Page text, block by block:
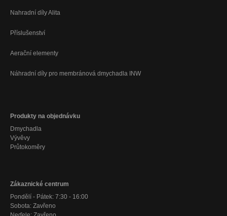
Nahradní díly Alita
Příslušenství
Aerační elementy
Náhradní díly pro membránová dmychadla INW
Produkty na objednávku
Dmychadla
Vývěvy
Průtokoměry
Zákaznické centrum
Pondělí - Pátek: 7:30 - 16:00
Sobota: Zavřeno